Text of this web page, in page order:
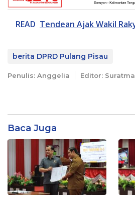
READ Tendean Ajak Wakil
berita DPRD Pulang Pisau
Penulis: Anggelia Editor:
Baca Juga